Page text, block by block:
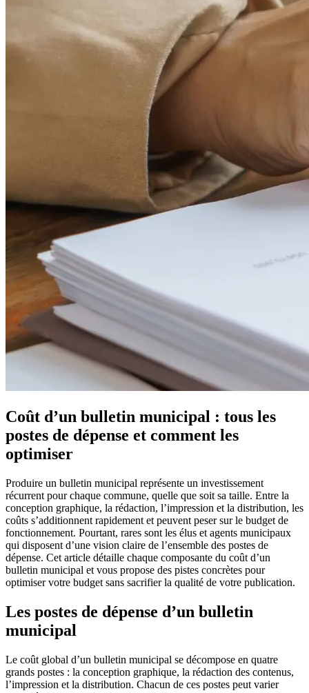
Coût d’un bulletin municipal : tous les
postes de dépense et comment les
optimiser
Produire un bulletin municipal représente un investissement
récurrent pour chaque commune, quelle que soit sa taille. Entre la
conception graphique, la rédaction, l’impression et la distribution, les
coûts s’additionnent rapidement et peuvent peser sur le budget de
fonctionnement. Pourtant, rares sont les élus et agents municipaux
qui disposent d’une vision claire de l’ensemble des postes de
dépense. Cet article détaille chaque composante du coût d’un
bulletin municipal et vous propose des pistes concrètes pour
optimiser votre budget sans sacrifier la qualité de votre publication.
Les postes de dépense d’un bulletin
municipal
Le coût global d’un bulletin municipal se décompose en quatre
grands postes : la conception graphique, la rédaction des contenus,
l’impression et la distribution. Chacun de ces postes peut varier